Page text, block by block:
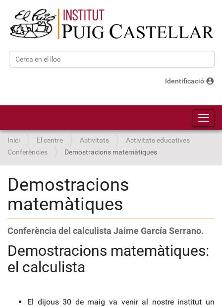
Cerca
Identificació account_circle
Inici El centre Activitats
Activitats educatives
Conferències
Demostracions matemàtiques
Demostracions
matemàtiques
Conferència del calculista Jaime García Serrano.
Demostracions matemàtiques:
el calculista
El dijous 30 de maig va venir al nostre institut un